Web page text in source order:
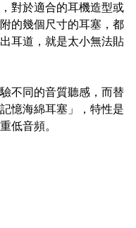
對於適合的耳機造型或
的幾個尺寸的耳塞，都
耳道，就是太小無法貼
不同的音質聽感，而替
憶海綿耳塞」，特性是
低音頻。